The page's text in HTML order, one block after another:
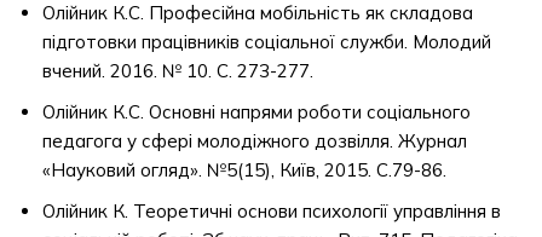
Олійник К.С. Професійна мобільність як складова
підготовки працівників соціальної служби. Молодий
вчений. 2016. № 10. С. 273-277.
Олійник К.С. Основні напрями роботи соціального
педагога у сфері молодіжного дозвілля. Журнал
«Науковий огляд». №5(15), Київ, 2015. С.79-86.
Олійник К. Теоретичні основи психології управління в